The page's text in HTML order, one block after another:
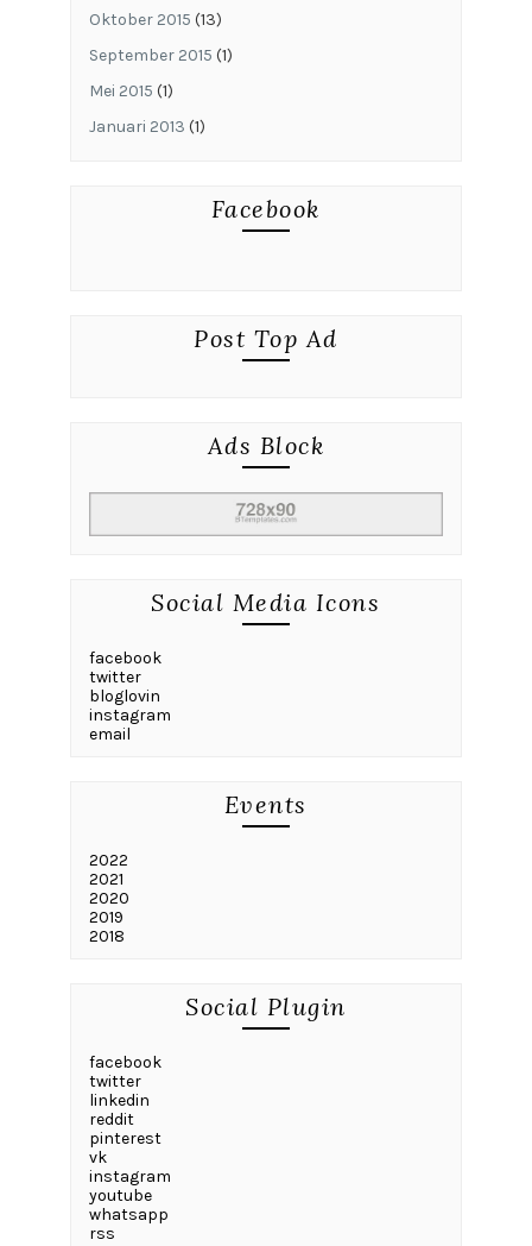
Oktober 2015 (13)
September 2015 (1)
Mei 2015 (1)
Januari 2013 (1)
Facebook
Post Top Ad
Ads Block
Social Media Icons
facebook
twitter
bloglovin
instagram
email
Events
2022
2021
2020
2019
2018
Social Plugin
facebook
twitter
linkedin
reddit
pinterest
vk
instagram
youtube
whatsapp
rss